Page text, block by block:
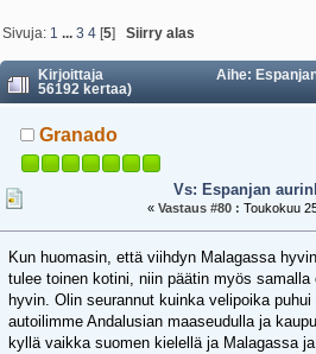
Sivuja: 1 ...3 4 [5]Siirry alas
Kirjoittaja
Aihe:
56192 kertaa)
Granado
Vs: Espanjan
«Vastaus #80 : Toukokuu
Kun huomasin, että viihdyn Malagassa
tulee toinen kotini, niin päätin myös
hyvin. Olin seurannut kuinka velipoika
autoilimme Andalusian maaseudulla ja
kyllä vaikka suomen kielellä ja Malagassa